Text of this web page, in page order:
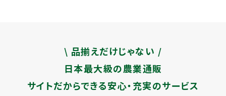
\ 品揃えだけじゃない /
日本最大級の農業通販
サイトだからできる安心・充実のサービス